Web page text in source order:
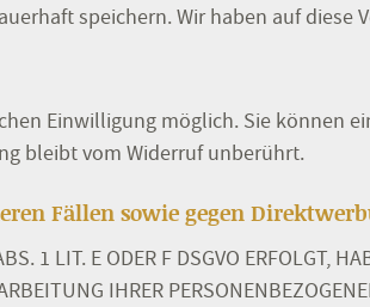
speichern. Wir haben auf diese
Einwilligung möglich. Sie können
bleibt vom Widerruf unberührt.
Fällen sowie gegen
1 LIT. E ODER F DSGVO ERFOLGT,
IHRER